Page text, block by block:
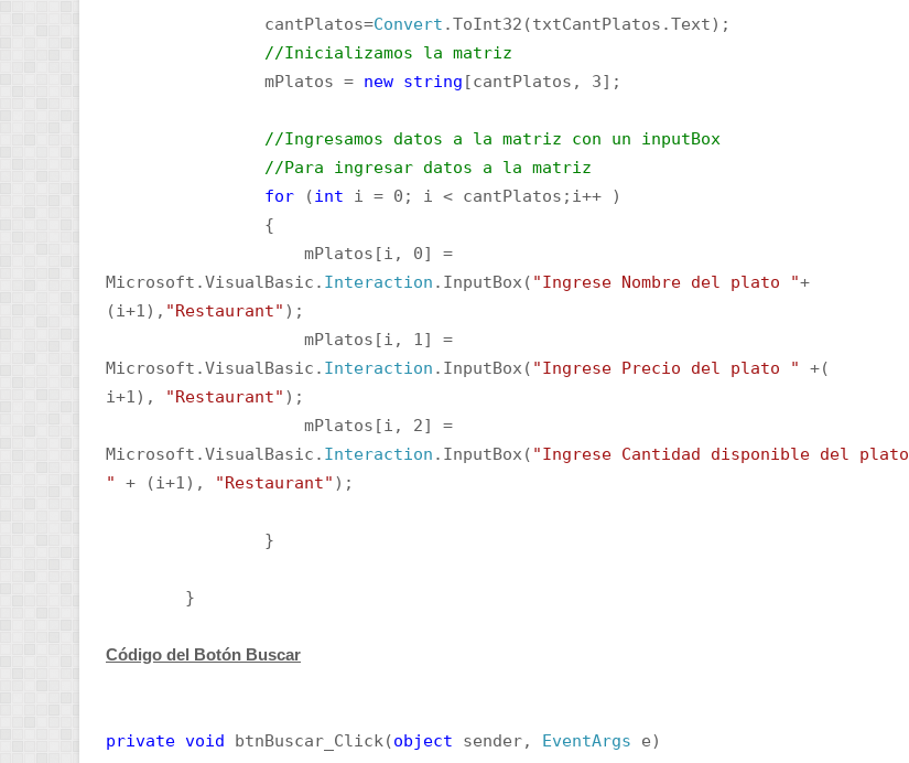
cantPlatos=Convert .ToInt32(txtCantPlatos.Text);
//Inicializamos la matriz
mPlatos = new string [cantPlatos, 3];
//Ingresamos datos a la matriz con un inputBox
//Para ingresar datos a la matriz
for (int i = 0; i < cantPlatos;i++ )
{
mPlatos[i, 0] =
Microsoft.VisualBasic. Interaction .InputBox( "Ingrese Nombre del plato "+
(i+1), "Restaurant" );
mPlatos[i, 1] =
Microsoft.VisualBasic. Interaction .InputBox( "Ingrese Precio del plato "
+(
i+1),
"Restaurant" );
mPlatos[i, 2] =
Microsoft.VisualBasic. Interaction .InputBox( "Ingrese Cantidad disponible del plato
"
+ (i+1), "Restaurant" );
}
}
Código del Botón Buscar
private void btnBuscar_Click(object sender, EventArgs e)